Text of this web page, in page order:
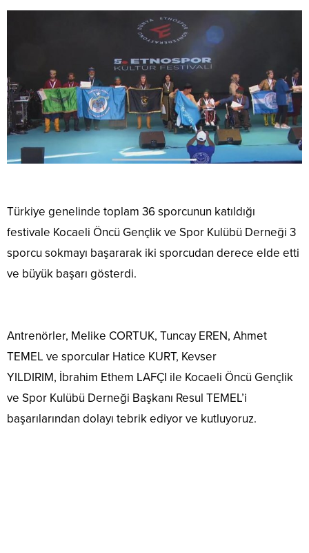
Türkiye genelinde toplam 36 sporcunun katıldığı
festivale Kocaeli Öncü Gençlik ve Spor Kulübü Derneği 3
sporcu sokmayı başararak iki sporcudan derece elde etti
ve büyük başarı gösterdi.
Antrenörler, Melike CORTUK, Tuncay EREN, Ahmet
TEMEL ve sporcular Hatice KURT, Kevser
YILDIRIM, İbrahim Ethem LAFÇI ile Kocaeli Öncü Gençlik
ve Spor Kulübü Derneği Başkanı Resul TEMEL’i
başarılarından dolayı tebrik ediyor ve kutluyoruz.